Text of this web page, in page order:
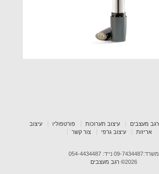
רגב מעצבים עיצוב תערוכות פורטפוליו
עיצוב
אריזות
עיצוב גרפי צור קשר
משרד:09-7434487 נייד: 054-4434487
2026© רגב מעצבים